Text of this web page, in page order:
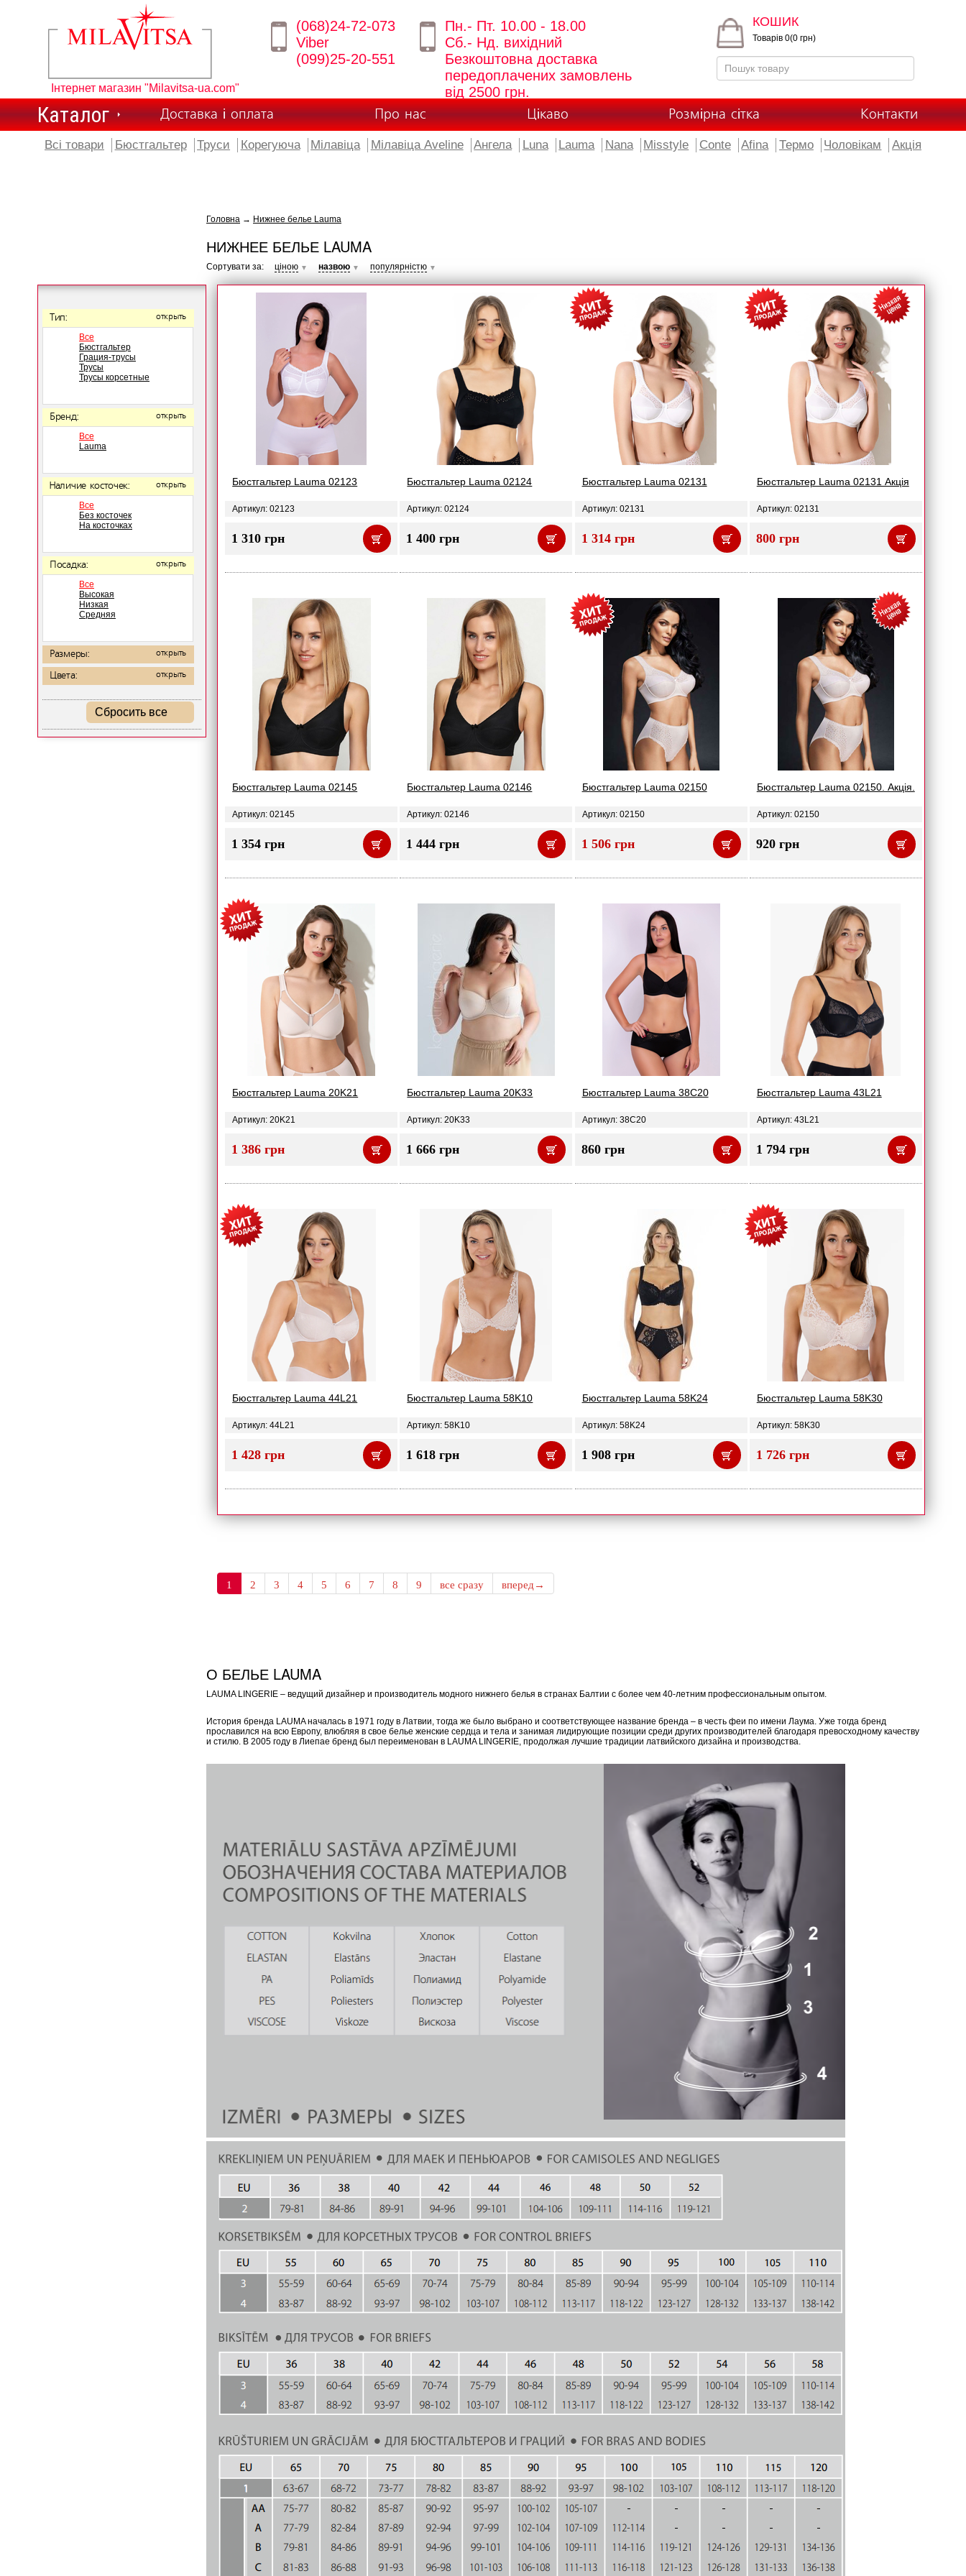
Інтернет магазин "Milavitsa-ua.com"
(068)24-72-073
Viber
(099)25-20-551
Пн.- Пт. 10.00 - 18.00
Сб.- Нд. вихідний
Безкоштовна доставка
передоплачених замовлень
від 2500 грн.
КОШИК
Товарів 0(0 грн)
Каталог Доставка і оплата Про нас Цікаво Розмірна сітка Контакти
Всі товари Бюстгальтер Труси Корегуюча Мілавіца Мілавіца Aveline Ангела Luna Lauma Nana Misstyle Conte Afina Термо Чоловікам Акція
Тип: открыть
Все
Бюстгальтер
Грация-трусы
Трусы
Трусы корсетные
Бренд: открыть
Все
Lauma
Наличие косточек: открыть
Все
Без косточек
На косточках
Посадка: открыть
Все
Высокая
Низкая
Средняя
Размеры: открыть
Цвета: открыть
Сбросить все
Головна → Нижнее белье Lauma
НИЖНЕЕ БЕЛЬЕ LAUMA
Сортувати за: ціною ▼ назвою ▼ популярністю ▼
Бюстгальтер Lauma 02123
Артикул: 02123
1 310 грн
Бюстгальтер Lauma 02124
Артикул: 02124
1 400 грн
Бюстгальтер Lauma 02131
Артикул: 02131
1 314 грн
Бюстгальтер Lauma 02131 Акція
Артикул: 02131
800 грн
Бюстгальтер Lauma 02145
Артикул: 02145
1 354 грн
Бюстгальтер Lauma 02146
Артикул: 02146
1 444 грн
Бюстгальтер Lauma 02150
Артикул: 02150
1 506 грн
Бюстгальтер Lauma 02150. Акція.
Артикул: 02150
920 грн
Бюстгальтер Lauma 20K21
Артикул: 20K21
1 386 грн
Бюстгальтер Lauma 20K33
Артикул: 20K33
1 666 грн
Бюстгальтер Lauma 38C20
Артикул: 38C20
860 грн
Бюстгальтер Lauma 43L21
Артикул: 43L21
1 794 грн
Бюстгальтер Lauma 44L21
Артикул: 44L21
1 428 грн
Бюстгальтер Lauma 58K10
Артикул: 58K10
1 618 грн
Бюстгальтер Lauma 58K24
Артикул: 58K24
1 908 грн
Бюстгальтер Lauma 58K30
Артикул: 58K30
1 726 грн
1 2 3 4 5 6 7 8 9 все сразу вперед→
О БЕЛЬЕ LAUMA
LAUMA LINGERIE – ведущий дизайнер и производитель модного нижнего белья в странах Балтии с более чем 40-летним профессиональным опытом.
История бренда LAUMA началась в 1971 году в Латвии, тогда же было выбрано и соответствующее название бренда – в честь феи по имени Лаума. Уже тогда бренд
прославился на всю Европу, влюбляя в свое белье женские сердца и тела и занимая лидирующие позиции среди других производителей благодаря превосходному качеству
и стилю. В 2005 году в Лиепае бренд был переименован в LAUMA LINGERIE, продолжая лучшие традиции латвийского дизайна и производства.